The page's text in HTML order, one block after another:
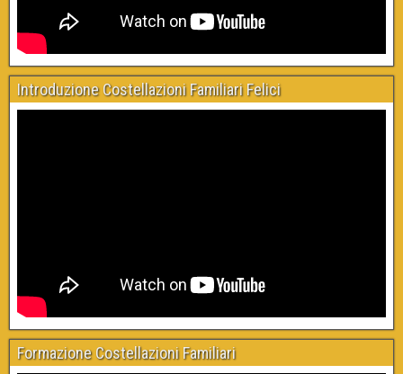
Introduzione Costellazioni Familiari Felici
Formazione Costellazioni Familiari